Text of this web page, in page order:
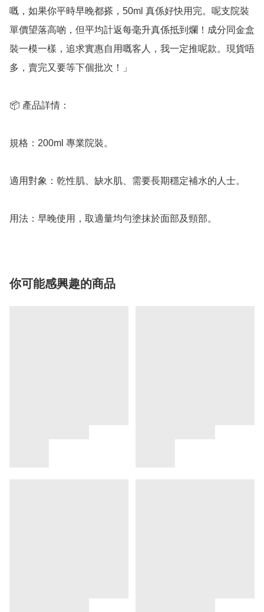
嘅，如果你平時早晚都搽，50ml 真係好快用完。呢支院裝
單價望落高啲，但平均計返每毫升真係抵到爛！成分同金盒
裝一模一樣，追求實惠自用嘅客人，我一定推呢款。現貨唔
多，賣完又要等下個批次！」
📦 產品詳情：
規格：200ml 專業院裝。
適用對象：乾性肌、缺水肌、需要長期穩定補水的人士。
你可能感興趣的商品